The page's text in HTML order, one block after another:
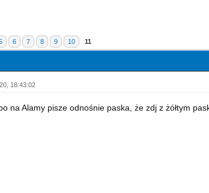
6 7 8 9 10 11
18:43:02
na Alamy pisze odnośnie paska, że zdj z żółtym